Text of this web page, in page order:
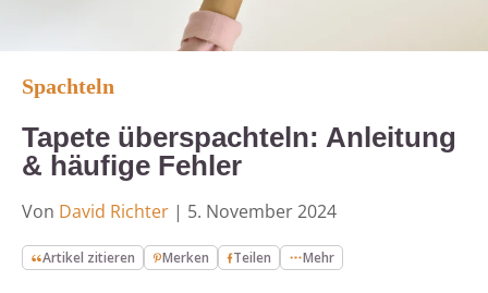
Spachteln
Tapete überspachteln: Anleitung
& häufige Fehler
Von David Richter | 5. November 2024
Artikel zitieren Merken Teilen Mehr